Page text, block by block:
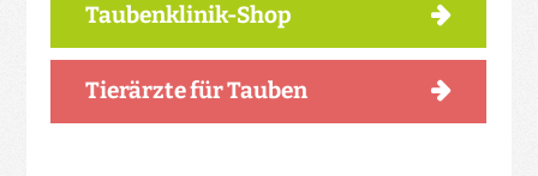
Taubenklinik-Shop
Tierärzte für Tauben